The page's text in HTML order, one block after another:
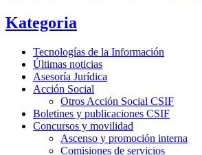
Kategoria
Tecnologías de la Información
Últimas noticias
Asesoría Jurídica
Acción Social
Otros Acción Social CSIF
Boletines y publicaciones CSIF
Concursos y movilidad
Ascenso y promoción interna
Comisiones de servicios